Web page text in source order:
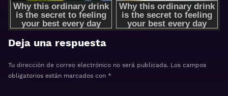
Deja una respuesta
Tu dirección de correo electrónico no será publicada. Los campos
obligatorios están marcados con *